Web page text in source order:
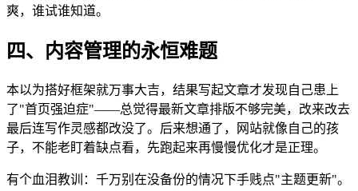
爽，谁试谁知道。
四、内容管理的永恒难题
本以为搭好框架就万事大吉，结果写起文章才发现自己患上
了"首页强迫症"——总觉得最新文章排版不够完美，改来改去
最后连写作灵感都改没了。后来想通了，网站就像自己的孩
子，不能老盯着缺点看，先跑起来再慢慢优化才是正理。
有个血泪教训：千万别在没备份的情况下手贱点"主题更新"。